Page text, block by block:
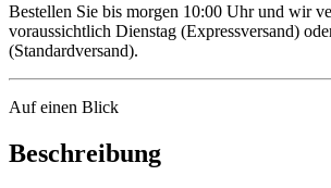
Bestellen Sie bis morgen 10:00 Uhr und wir
voraussichtlich Dienstag (Expressversand)
(Standardversand).
Auf einen Blick
Beschreibung